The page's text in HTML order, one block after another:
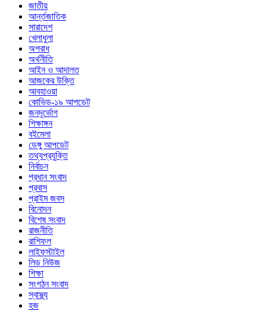
জাতীয়
আর্ন্তজাতিক
সারাদেশ
খেলাধুলা
অপরাধ
অর্থনীতি
আইন ও আদালত
আজকের উক্তি
আবহাওয়া
কোভিড-১৯ আপডেট
জনদূর্ভোগ
শিক্ষাঙ্গন
বইমেলা
ডেঙ্গু আপডেট
তথ্যপ্রযুক্তি
নির্বাচন
প্রধান সংবাদ
প্রবাস
প্রাইম জবস
বিনোদন
বিশেষ সংবাদ
রাজনীতি
রাশিফল
লাইফস্টাইল
লিড নিউজ
শিক্ষা
সংগঠন সংবাদ
স্বাস্থ্য
হজ